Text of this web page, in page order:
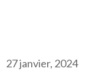
27 janvier, 2024